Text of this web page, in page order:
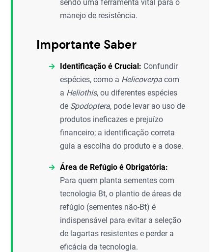
sendo uma ferramenta vital para o
manejo de resistência.
Importante Saber
Identificação é Crucial: Confundir
espécies, como a Helicoverpa com
a Heliothis, ou diferentes espécies
de Spodoptera, pode levar ao uso de
produtos ineficazes e prejuízo
financeiro; a identificação correta
guia a escolha do produto e a dose.
Área de Refúgio é Obrigatória:
Para quem planta sementes com
tecnologia Bt, o plantio de áreas de
refúgio (sementes não-Bt) é
indispensável para evitar a seleção
de lagartas resistentes e perder a
eficácia da tecnologia.